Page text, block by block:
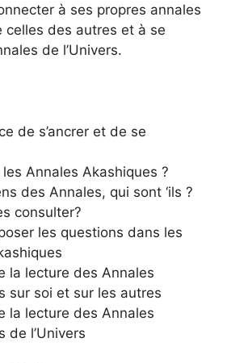
à ses propres annales
celles des autres et à se
de l’Univers.
de s’ancrer et de se
les Annales Akashiques ?
des Annales, qui sont ‘ils ?
consulter?
les questions dans les
la lecture des Annales
sur soi et sur les autres
la lecture des Annales
de l’Univers